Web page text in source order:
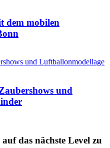
dem mobilen
und
das nächste Level zu